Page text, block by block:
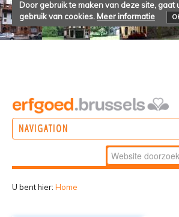
Door gebruik te maken van deze site, gaat
gebruik van cookies. Meer informatie
NAVIGATION
Zoek
Geavanceerd
U bent hier: Home